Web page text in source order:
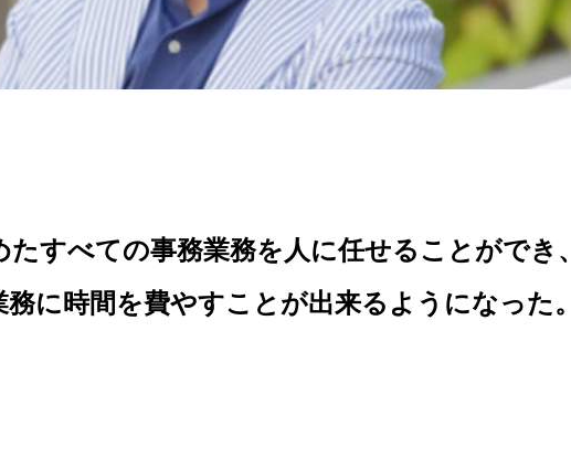
すべての事務業務を人に任せることができ、
に時間を費やすことが出来るようになった。